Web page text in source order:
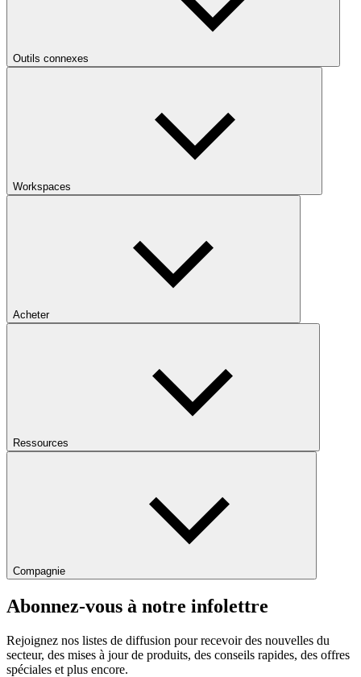
Outils connexes
Workspaces
Acheter
Ressources
Compagnie
Abonnez-vous à notre infolettre
Rejoignez nos listes de diffusion pour recevoir des nouvelles du
secteur, des mises à jour de produits, des conseils rapides, des offres
spéciales et plus encore.